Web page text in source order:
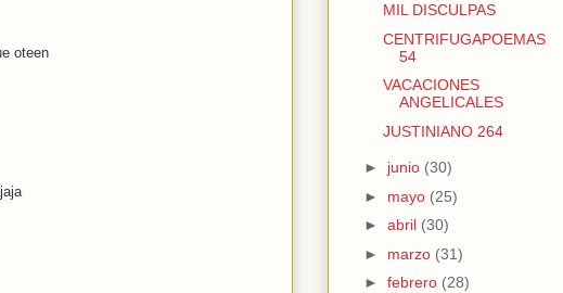
oteen
MIL DISCULPAS
CENTRIFUGAPOEMAS
54
VACACIONES
ANGELICALES
JUSTINIANO 264
► junio (30)
► mayo (25)
► abril (30)
► marzo (31)
► febrero (28)